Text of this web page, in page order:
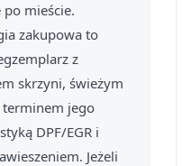
po mieście.
zakupowa to
z
skrzyni, świeżym
jego
DPF/EGR i
Jeżeli